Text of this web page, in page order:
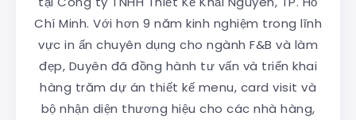
Chí Minh. Với hơn 9 năm kinh nghiệm trong lĩnh
vực in ấn chuyên dụng cho ngành F&B và làm
đẹp, Duyên đã đồng hành tư vấn và triển khai
hàng trăm dự án thiết kế menu, card visit và
bộ nhận diện thương hiệu cho các nhà hàng,